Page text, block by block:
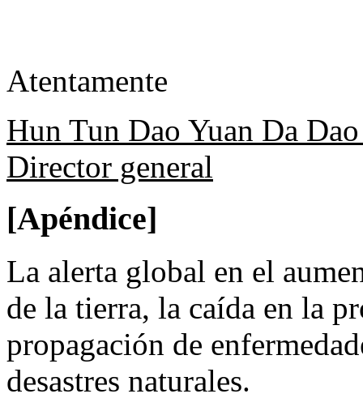
Atentamente
Hun Tun Dao Yuan Da
Director general
[Apéndice]
La alerta global en el
de la tierra, la caída en la
propagación de
desastres naturales.